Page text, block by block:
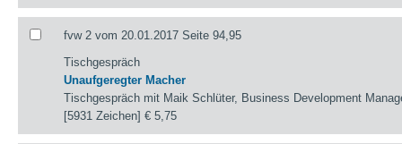
fvw 2 vom 20.01.2017 Seite 94,95
Tischgespräch
Unaufgeregter Macher
Tischgespräch mit Maik Schlüter, Business Development
[5931 Zeichen]€ 5,75